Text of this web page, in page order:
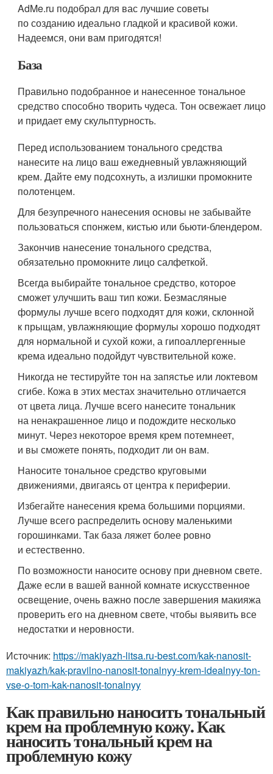
AdMe.ru подобрал для вас лучшие советы
по созданию идеально гладкой и красивой кожи.
Надеемся, они вам пригодятся!
База
Правильно подобранное и нанесенное тональное
средство способно творить чудеса. Тон освежает лицо
и придает ему скульптурность.
Перед использованием тонального средства
нанесите на лицо ваш ежедневный увлажняющий
крем. Дайте ему подсохнуть, а излишки промокните
полотенцем.
Для безупречного нанесения основы не забывайте
пользоваться спонжем, кистью или бьюти-блендером.
Закончив нанесение тонального средства,
обязательно промокните лицо салфеткой.
Всегда выбирайте тональное средство, которое
сможет улучшить ваш тип кожи. Безмасляные
формулы лучше всего подходят для кожи, склонной
к прыщам, увлажняющие формулы хорошо подходят
для нормальной и сухой кожи, а гипоаллергенные
крема идеально подойдут чувствительной коже.
Никогда не тестируйте тон на запястье или локтевом
сгибе. Кожа в этих местах значительно отличается
от цвета лица. Лучше всего нанесите тональник
на ненакрашенное лицо и подождите несколько
минут. Через некоторое время крем потемнеет,
и вы сможете понять, подходит ли он вам.
Наносите тональное средство круговыми
движениями, двигаясь от центра к периферии.
Избегайте нанесения крема большими порциями.
Лучше всего распределить основу маленькими
горошинками. Так база ляжет более ровно
и естественно.
По возможности наносите основу при дневном свете.
Даже если в вашей ванной комнате искусственное
освещение, очень важно после завершения макияжа
проверить его на дневном свете, чтобы выявить все
недостатки и неровности.
Источник: https://makiyazh-litsa.ru-best.com/kak-nanosit-
makiyazh/kak-pravilno-nanosit-tonalnyy-krem-idealnyy-ton-
vse-o-tom-kak-nanosit-tonalnyy
Как правильно наносить тональный
крем на проблемную кожу. Как
наносить тональный крем на
проблемную кожу